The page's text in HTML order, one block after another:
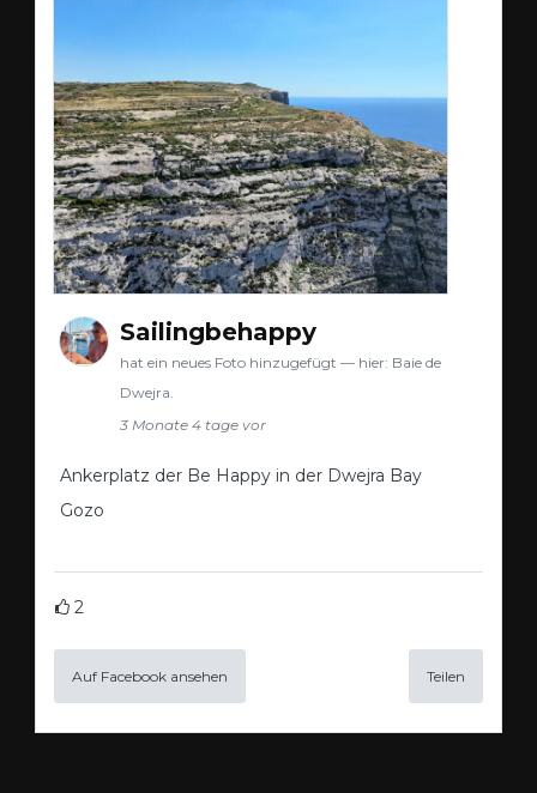
Sailingbehappy
hat ein neues Foto hinzugefügt — hier: Baie de
Dwejra.
3 Monate 4 tage vor
Ankerplatz der Be Happy in der Dwejra Bay
Gozo
2
Auf Facebook ansehen Teilen